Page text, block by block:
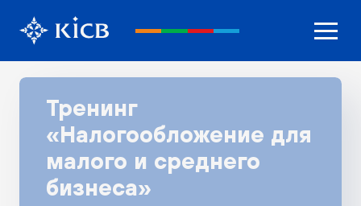
Тренинг
«Налогообложение для
малого и среднего
бизнеса»